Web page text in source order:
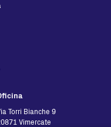
Torri Bianche 9
Vimercate